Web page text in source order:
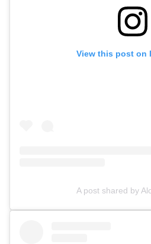
View this post on
A post shared by